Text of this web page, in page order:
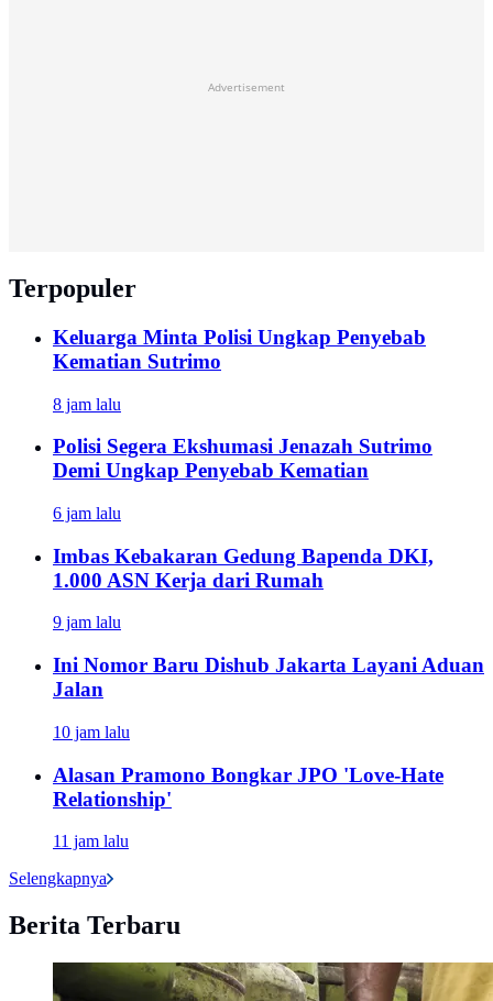
Advertisement
Terpopuler
Keluarga Minta Polisi Ungkap Penyebab
Kematian Sutrimo
8 jam lalu
Polisi Segera Ekshumasi Jenazah Sutrimo
Demi Ungkap Penyebab Kematian
6 jam lalu
Imbas Kebakaran Gedung Bapenda DKI,
1.000 ASN Kerja dari Rumah
9 jam lalu
Ini Nomor Baru Dishub Jakarta Layani Aduan
Jalan
10 jam lalu
Alasan Pramono Bongkar JPO 'Love-Hate
Relationship'
11 jam lalu
Selengkapnya
Berita Terbaru